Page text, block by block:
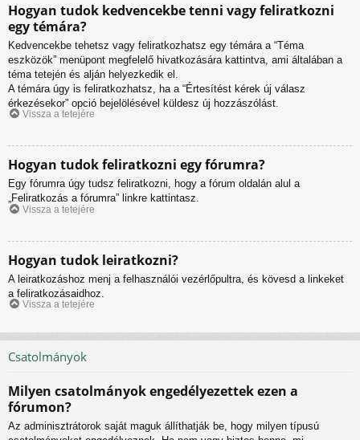
Hogyan tudok kedvencekbe tenni vagy feliratkozni
egy témára?
Kedvencekbe tehetsz vagy feliratkozhatsz egy témára a “Téma
eszközök” menüpont megfelelő hivatkozására kattintva, ami általában a
téma tetején és alján helyezkedik el.
A témára úgy is feliratkozhatsz, ha a “Értesítést kérek új válasz
érkezésekor” opció bejelölésével küldesz új hozzászólást.
Vissza a tetejére
Hogyan tudok feliratkozni egy fórumra?
Egy fórumra úgy tudsz feliratkozni, hogy a fórum oldalán alul a
„Feliratkozás a fórumra” linkre kattintasz.
Vissza a tetejére
Hogyan tudok leiratkozni?
A leiratkozáshoz menj a felhasználói vezérlőpultra, és kövesd a linkeket
a feliratkozásaidhoz.
Vissza a tetejére
Csatolmányok
Milyen csatolmányok engedélyezettek ezen a
fórumon?
Az adminisztrátorok saját maguk állíthatják be, hogy milyen típusú